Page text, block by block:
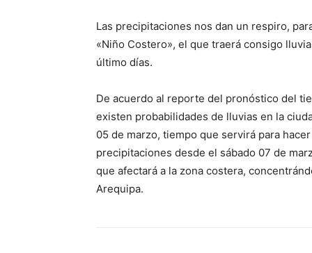
Las precipitaciones nos dan un respiro,
«Niño Costero», el que traerá consigo
último días.
De acuerdo al reporte del pronóstico del
existen probabilidades de lluvias en la
05 de marzo, tiempo que servirá para
precipitaciones desde el sábado 07 de
que afectará a la zona costera,
Arequipa.